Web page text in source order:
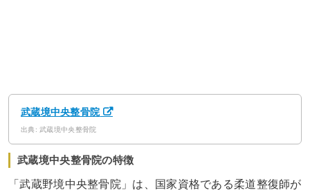
武蔵境中央整骨院
出典: 武蔵境中央整骨院
武蔵境中央整骨院の特徴
「武蔵野境中央整骨院」は、国家資格である柔道整復師が